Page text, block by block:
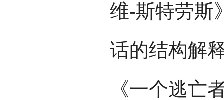
维-斯特劳斯
话的结构解
《一个逃亡